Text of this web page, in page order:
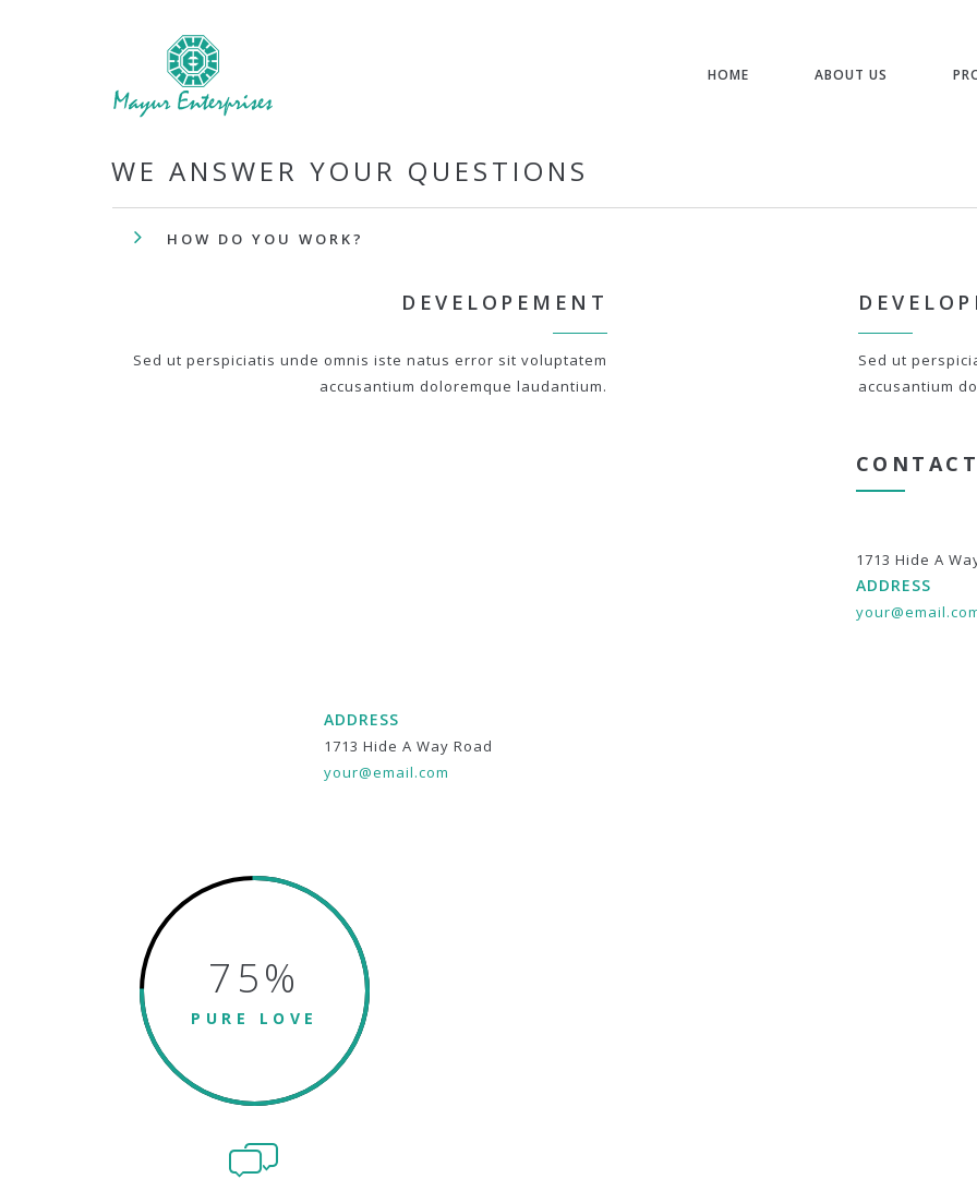
HOME ABOUT US
WE ANSWER YOUR QUESTIONS
HOW DO YOU WORK?
DEVELOPEMENT
Sed ut perspiciatis unde omnis iste natus error sit voluptatem
accusantium doloremque laudantium.
Sed ut
accusantium
1713 Hide A
ADDRESS
ADDRESS
1713 Hide A Way Road
your@email.com
75%
PURE LOVE